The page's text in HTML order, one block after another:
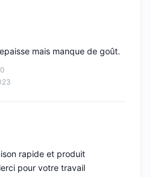
mais manque de goût.
rapide et produit
pour votre travail